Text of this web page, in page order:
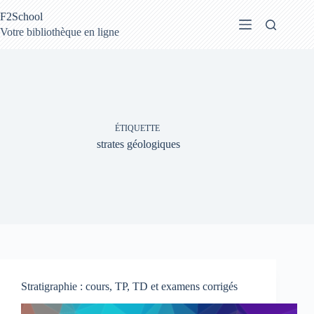
au
contenu
F2School
Votre bibliothèque en ligne
ÉTIQUETTE
strates géologiques
Stratigraphie : cours, TP, TD et examens corrigés